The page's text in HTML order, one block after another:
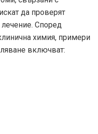
да проверят
Според
химия, примери
включват: